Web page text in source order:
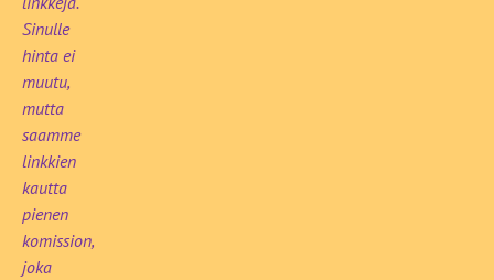
Sinulle
hinta ei
muutu,
mutta
saamme
linkkien
kautta
pienen
komission,
joka